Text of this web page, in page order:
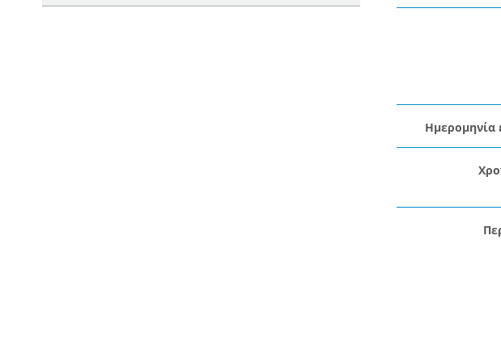
Ημερομηνία